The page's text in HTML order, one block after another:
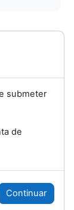
submeter
de
Continuar